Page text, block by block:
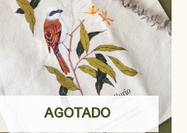
AGOTADO